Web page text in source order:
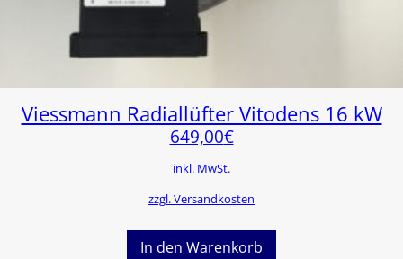
Viessmann Radiallüfter Vitodens 16 kW
649,00€
inkl. MwSt.
zzgl. Versandkosten
In den Warenkorb